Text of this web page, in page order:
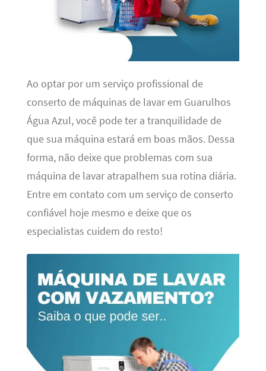
Ao optar por um serviço profissional de
conserto de máquinas de lavar em Guarulhos
Água Azul, você pode ter a tranquilidade de
que sua máquina estará em boas mãos. Dessa
forma, não deixe que problemas com sua
máquina de lavar atrapalhem sua rotina diária.
Entre em contato com um serviço de conserto
confiável hoje mesmo e deixe que os
especialistas cuidem do resto!